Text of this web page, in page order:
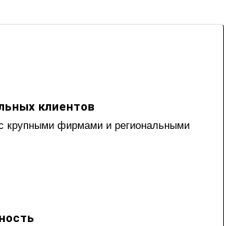
клиентов
крупными фирмами и региональными